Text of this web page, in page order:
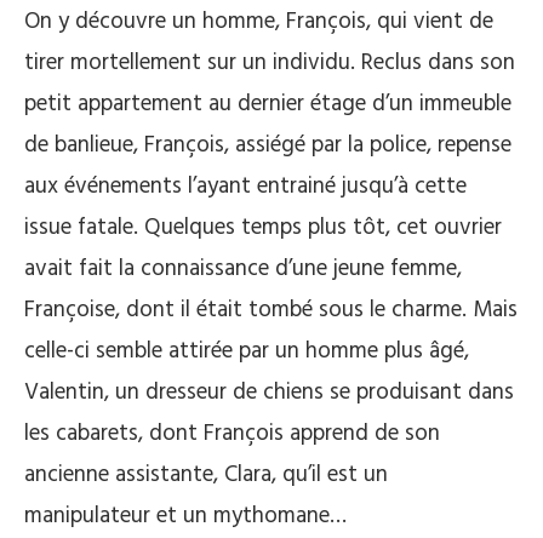
On y découvre un homme, François, qui vient de
tirer mortellement sur un individu. Reclus dans son
petit appartement au dernier étage d’un immeuble
de banlieue, François, assiégé par la police, repense
aux événements l’ayant entrainé jusqu’à cette
issue fatale. Quelques temps plus tôt, cet ouvrier
avait fait la connaissance d’une jeune femme,
Françoise, dont il était tombé sous le charme. Mais
celle-ci semble attirée par un homme plus âgé,
Valentin, un dresseur de chiens se produisant dans
les cabarets, dont François apprend de son
ancienne assistante, Clara, qu’il est un
manipulateur et un mythomane…